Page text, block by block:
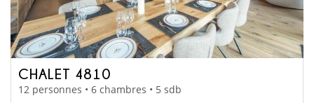
CHALET 4810
12 personnes • 6 chambres • 5 sdb